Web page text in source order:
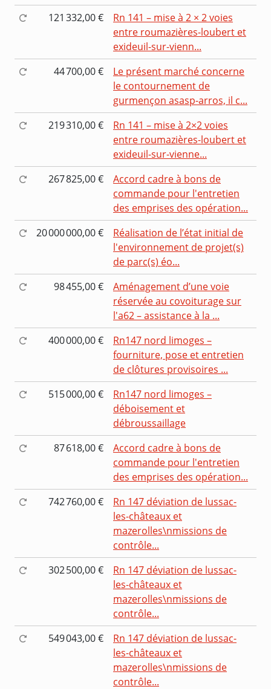
121 332,00 €
Rn 141 – mise à 2 × 2 voies
entre roumazières-loubert et
exideuil-sur-vienn...
44 700,00 €
Le présent marché concerne
le contournement de
gurmençon asasp-arros, il c...
219 310,00 €
Rn 141 – mise à 2×2 voies
entre roumazières-loubert et
exideuil-sur-vienne...
267 825,00 €
Accord cadre à bons de
commande pour l'entretien
des emprises des opération...
20 000 000,00 €
Réalisation de l’état initial de
l'environnement de projet(s)
de parc(s) éo...
98 455,00 €
Aménagement d’une voie
réservée au covoiturage sur
l'a62 – assistance à la ...
400 000,00 €
Rn147 nord limoges –
fourniture, pose et entretien
de clôtures provisoires ...
515 000,00 €
Rn147 nord limoges –
déboisement et
débroussaillage
87 618,00 €
Accord cadre à bons de
commande pour l'entretien
des emprises des opération...
742 760,00 €
Rn 147 déviation de lussac-
les-châteaux et
mazerolles\nmissions de
contrôle...
302 500,00 €
Rn 147 déviation de lussac-
les-châteaux et
mazerolles\nmissions de
contrôle...
549 043,00 €
Rn 147 déviation de lussac-
les-châteaux et
mazerolles\nmissions de
contrôle...